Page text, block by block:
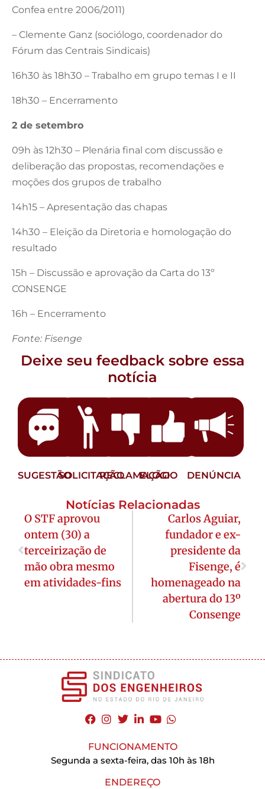
Confea entre 2006/2011)
– Clemente Ganz (sociólogo, coordenador do
Fórum das Centrais Sindicais)
16h30 às 18h30 – Trabalho em grupo temas I e II
18h30 – Encerramento
2 de setembro
09h às 12h30 – Plenária final com discussão e
deliberação das propostas, recomendações e
moções dos grupos de trabalho
14h15 – Apresentação das chapas
14h30 – Eleição da Diretoria e homologação do
resultado
15h – Discussão e aprovação da Carta do 13º
CONSENGE
16h – Encerramento
Fonte: Fisenge
Deixe seu feedback sobre essa
notícia
SUGESTÃOSOLICITAÇÃORECLAMAÇÃO
ELOGIO DENÚNCIA
Notícias Relacionadas
O STF aprovou
ontem (30) a
terceirização de
mão obra mesmo
em atividades-fins
Carlos Aguiar,
fundador e ex-
presidente da
Fisenge, é
homenageado na
abertura do 13º
Consenge
FUNCIONAMENTO
Segunda a sexta-feira, das 10h às 18h
ENDEREÇO